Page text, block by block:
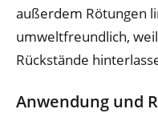
außerdem Rötungen
umweltfreundlich,
Rückstände
Anwendung und